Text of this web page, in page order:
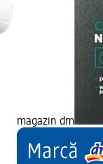
magazin dm